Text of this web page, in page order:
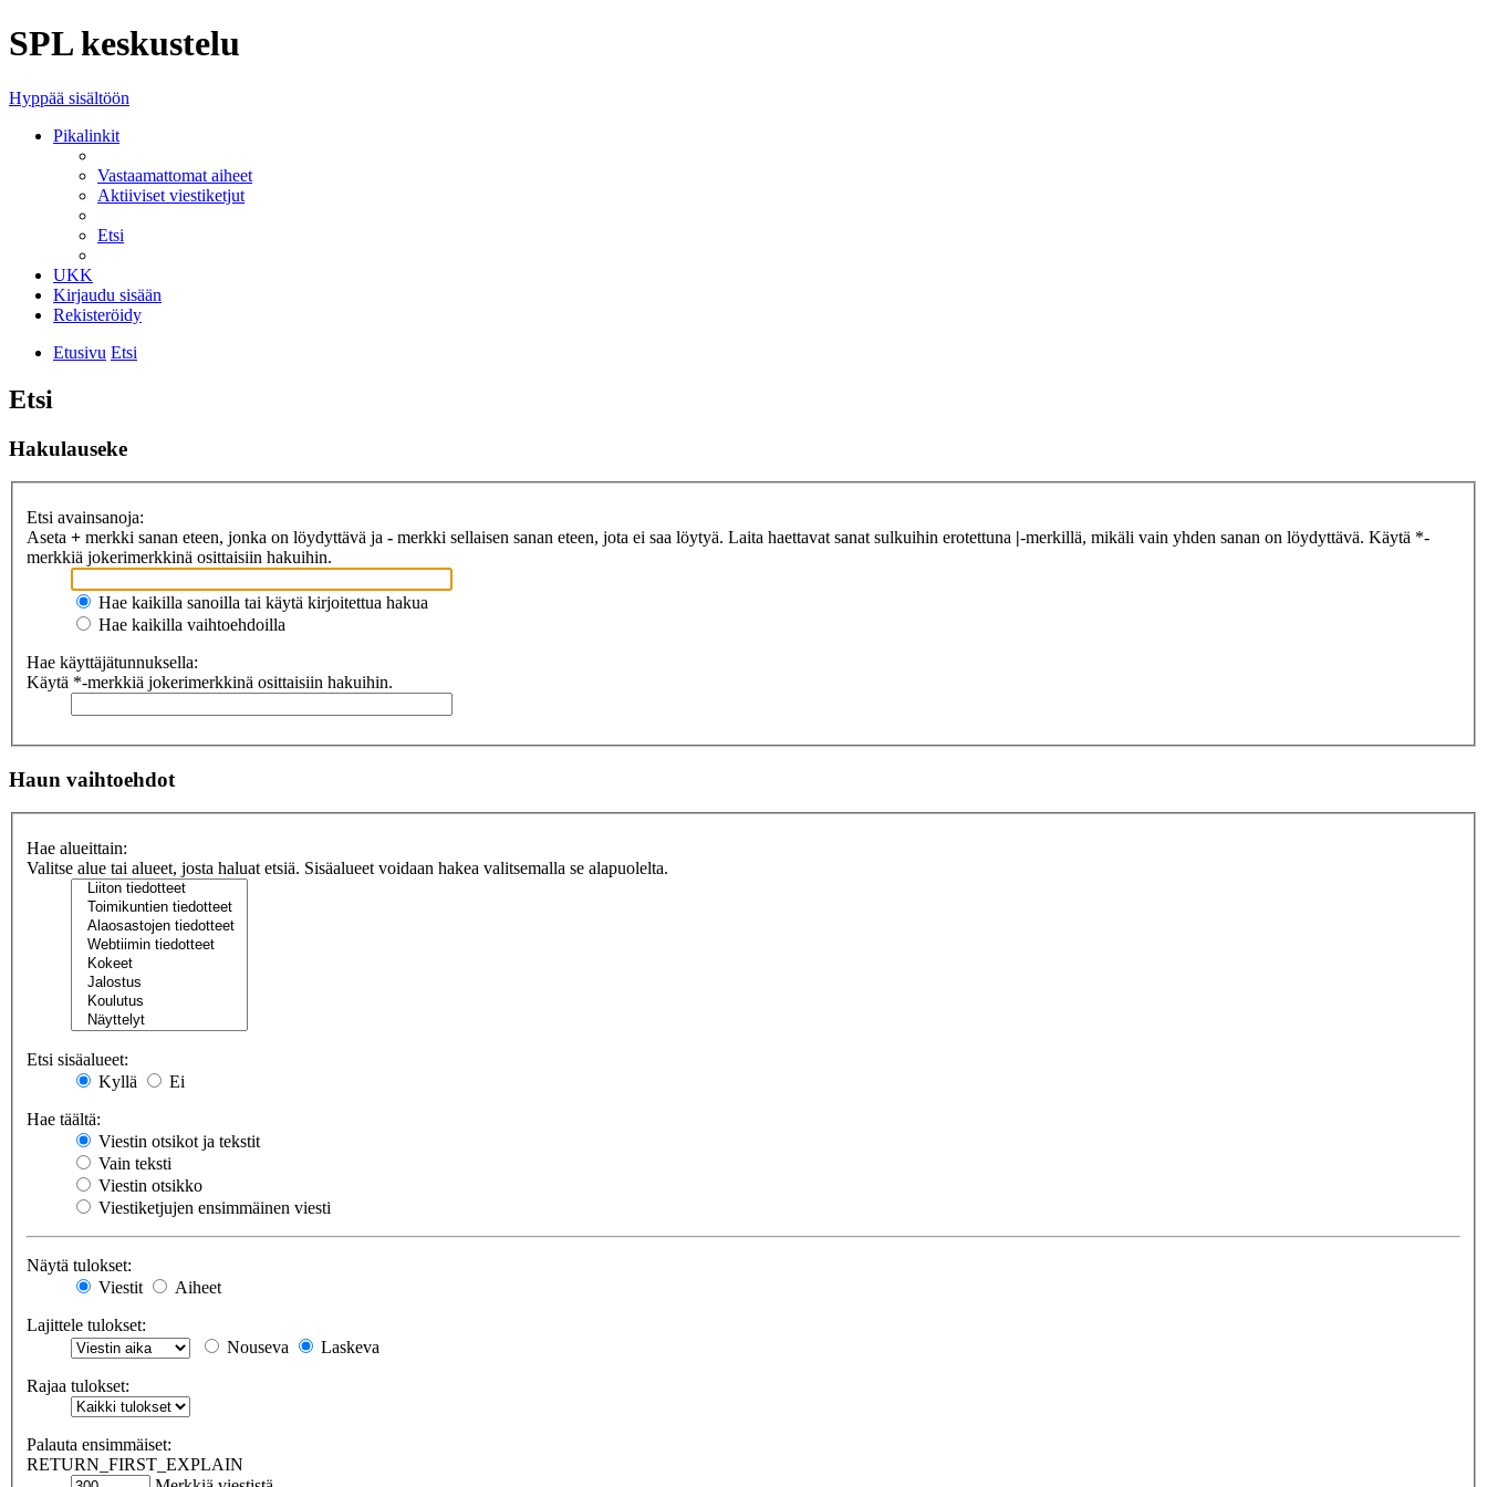
SPL keskustelu
Hyppää sisältöön
Pikalinkit
Vastaamattomat aiheet
Aktiiviset viestiketjut
Etsi
UKK
Kirjaudu sisään
Rekisteröidy
Etusivu Etsi
Etsi
Hakulauseke
Etsi avainsanoja:
Aseta + merkki sanan eteen, jonka on löydyttävä ja - merkki sellaisen sanan eteen, jota ei saa löytyä. Laita haettavat sanat sulkuihin erotettuna |-merkillä, mikäli vain yhden sanan on löydyttävä. Käytä *-
merkkiä jokerimerkkinä osittaisiin hakuihin.
Hae kaikilla sanoilla tai käytä kirjoitettua hakua
Hae kaikilla vaihtoehdoilla
Hae käyttäjätunnuksella:
Käytä *-merkkiä jokerimerkkinä osittaisiin hakuihin.
Haun vaihtoehdot
Hae alueittain:
Valitse alue tai alueet, josta haluat etsiä. Sisäalueet voidaan hakea valitsemalla se alapuolelta.
Etsi sisäalueet:
Kyllä
Ei
Hae täältä:
Viestin otsikot ja tekstit
Vain teksti
Viestin otsikko
Viestiketjujen ensimmäinen viesti
Näytä tulokset:
Viestit
Aiheet
Lajittele tulokset:
Nouseva
Laskeva
Rajaa tulokset:
Palauta ensimmäiset:
RETURN_FIRST_EXPLAIN